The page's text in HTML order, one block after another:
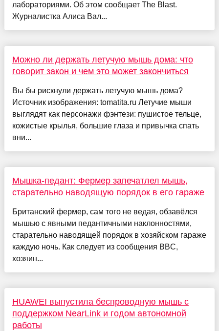
лабораториями. Об этом сообщает The Blast.
Журналистка Алиса Вал...
Можно ли держать летучую мышь дома: что
говорит закон и чем это может закончиться
Вы бы рискнули держать летучую мышь дома?
Источник изображения: tomatita.ru Летучие мыши
выглядят как персонажи фэнтези: пушистое тельце,
кожистые крылья, большие глаза и привычка спать
вни...
Мышка-педант: Фермер запечатлел мышь,
старательно наводящую порядок в его гараже
Британский фермер, сам того не ведая, обзавёлся
мышью с явными педантичными наклонностями,
старательно наводящей порядок в хозяйском гараже
каждую ночь. Как следует из сообщения BBC,
хозяин...
HUAWEI выпустила беспроводную мышь с
поддержком NearLink и годом автономной
работы